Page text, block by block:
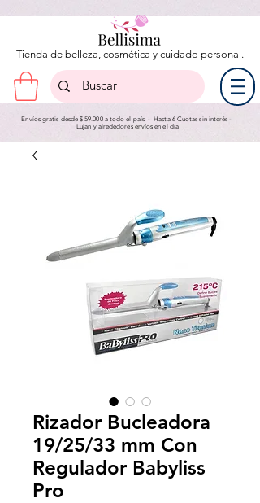
Tienda de belleza, cosmética y cuidado personal.
Envíos gratis desde $ 59.000 a todo el país - Hasta 6 Cuotas sin interés -
Lujan y alrededores envíos en el día
Rizador Bucleadora
19/25/33 mm Con
Regulador Babyliss
Pro